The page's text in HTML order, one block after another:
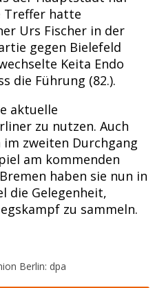
Treffer hatte
Urs Fischer in der
gegen Bielefeld
Keita Endo
die Führung (82.).
aktuelle
zu nutzen. Auch
zweiten Durchgang
am kommenden
haben sie nun in
die Gelegenheit,
zu sammeln.
Berlin: dpa